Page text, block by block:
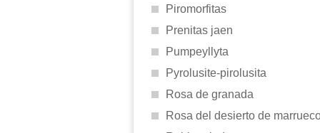
Piromorfitas
Prenitas jaen
Pumpeyllyta
Pyrolusite-pirolusita
Rosa de granada
Rosa del desierto de